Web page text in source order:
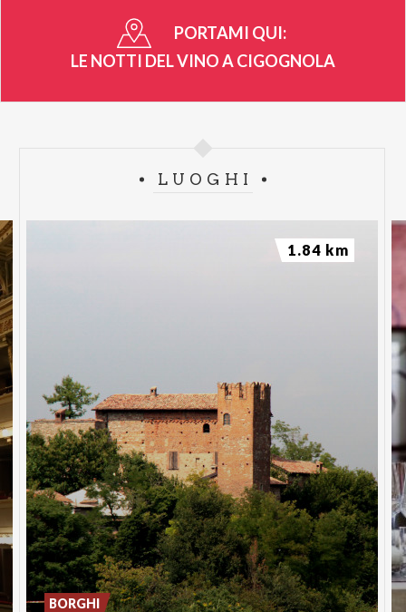
PORTAMI QUI:
LE NOTTI DEL VINO A CIGOGNOLA
LUOGHI
BORGHI
1.84 km